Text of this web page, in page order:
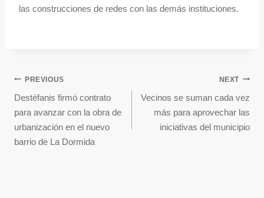
las construcciones de redes con las demás instituciones.
PREVIOUS
Destéfanis firmó contrato
para avanzar con la obra de
urbanización en el nuevo
barrio de La Dormida
NEXT
Vecinos se suman cada vez
más para aprovechar las
iniciativas del municipio